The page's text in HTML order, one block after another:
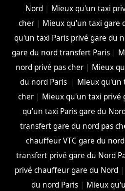
Nord| Mieux qu'un taxi
cher | Mieux qu'un taxi gare
qu'un taxi Paris privé gare du
gare du nord transfert Paris|
nord privé pas cher | Mieux
du nord Paris | Mieux qu'un
cher | Mieux qu'un taxi privé
qu'un taxi Paris gare du
transfert gare du nord pas
chauffeur VTC gare du nord
transfert privé gare du Nord
privé chauffeur gare du Nord|
du nord Paris| Mieux